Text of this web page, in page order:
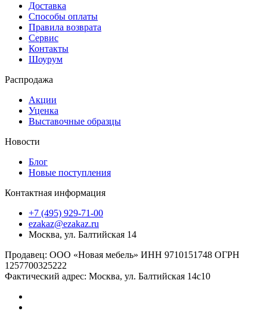
Доставка
Способы оплаты
Правила возврата
Сервис
Контакты
Шоурум
Распродажа
Акции
Уценка
Выставочные образцы
Новости
Блог
Новые поступления
Контактная информация
+7 (495) 929-71-00
ezakaz@ezakaz.ru
Москва, ул. Балтийская 14
Продавец: ООО «Новая мебель» ИНН 9710151748 ОГРН
1257700325222
Фактический адрес: Москва, ул. Балтийская 14c10